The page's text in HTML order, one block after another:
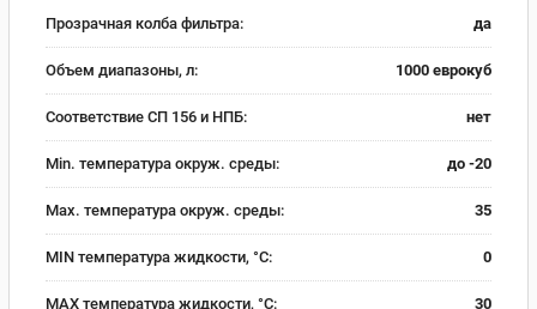
Прозрачная колба фильтра:
да
Объем диапазоны, л: 1000 еврокуб
Соответствие СП 156 и НПБ: нет
Min. температура окруж. среды: до -20
Max. температура окруж. среды: 35
MIN температура жидкости, °C: 0
MAX температура жидкости, °C: 30